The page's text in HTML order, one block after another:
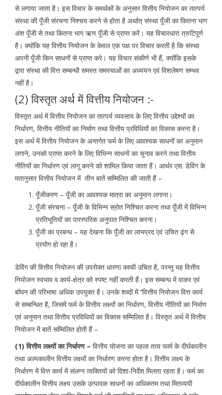
से लगाया जाता है। इस विचार के समर्थकों के अनुसार वित्तीय नियोजन का तात्पर्य
संस्था की पूँजी संरचना निश्चय करने से होता है अर्थात् संस्था पूँजी का कितना भाग
अंश पूँजी से तथा कितना भाग ऋण पूँजी से प्राप्त करें। यह विचारधारा त्रुटिपूर्ण
है। क्योंकि यह वित्तीय नियोजन के केवल एक पक्ष पर विचार करती है कि संस्था
अपनी पूँजी किन साधनों से प्राप्त करे। यह विचार संकीर्ण भी हैं, क्योंकि इसके
द्वारा संस्था की वित्त सम्बन्धी समस्त समस्याओं का अध्ययन एवं विशलेषण सम्भव
नहीं है।
(2) विस्तृत अर्थ में वित्तीय नियोजन :-
विस्तृत अर्थ में वित्तीय नियोजन का तात्पर्य व्यवसाय के लिए वित्तीय उद्देश्यों का
निर्धारण, वित्तीय नीतियों का निर्माण तथा वित्तीय प्रविधियों का विकास करना है।
इस अर्थ में वित्तीय नियोजन के अन्तर्गत फर्म के लिए आवश्यक साधनों का अनुमान
लगाने, उनको प्राप्त करने के लिए विभिन्न साधनों का चुनाव करने तथा वित्तीय
नीतियों का निर्धारण एवं लागू करने को शामिल किया जाता हैं। आर्थर एस. डेविंग के
मतानुसार वित्तीय नियोजन में तीन बातें सम्मिलित की जाती हैं –
पूँजीकरण – पूँजी का आवश्यक मात्रा का अनुमान लगाना।
पूँजी संरचना – पूँजी के विभिन्न स्रोत निश्चित करना तथा पूँजी में विभिन्न
प्रतिभूतियों का पारस्परिक अनुपात निश्चित करना।
पूँजी का प्रबन्ध – यह देखना कि पूँजी का लाभप्रद एवं उचित ढ़ंग से
प्रयोग हो रहा है।
डेविंग की वित्तीय नियोजन की उपरोक्त धारणा काफी उचित है, परन्तु यह वित्तीय
नियोजन स्वभाव व कार्य-क्षेत्र को स्पष्ट नहीं करती हैं। इस सम्बन्ध में वाकर एवं
बॉघन की परिभाषा अधिक उपयुक्त है। उनके शब्दों में ‘‘वित्तीय नियोजन वित्त कार्य
से सम्बन्धित है, जिसमें फर्म के वित्तीय लक्ष्यों का निर्धारण, वित्तीय नीतियों का निर्माण
एवं अनुमान तथा वित्तीय प्रविधियों का विकास सम्मिलित है। विस्तृत अर्थ में वित्तीय
नियोजन में बातें सम्मिलित होती हैं –
(1) वित्तीय लक्ष्यों का निर्धारण – वित्तीय योजना का पहला तत्व फार्म के दीर्घकालीन
तथा अल्पकालीन वित्तीय लक्ष्यों का निर्धारण करना होता है। वित्तीय लक्ष्य के
निर्धारण में वित्त कार्य में संलग्न व्यक्तियों को दिशा-निर्देश मिलता रहता है। फर्म का
दीर्घकालीन वित्तीय लक्ष्य उसके उत्पादक साधनों का अधिकतम तथा मितव्ययी